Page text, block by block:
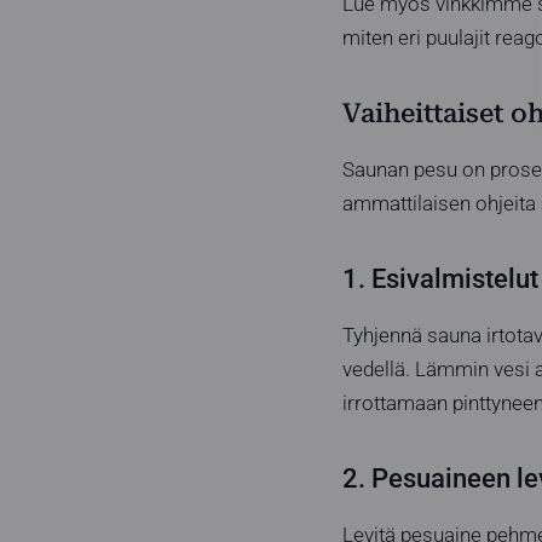
miten eri puulajit
Vaiheittaiset
Saunan pesu on
ammattilaisen ohjeita
1.
Tyhjennä sauna
vedellä. Lämmin vesi
irrottamaan
2. Pesuaineen
Levitä pesuaine